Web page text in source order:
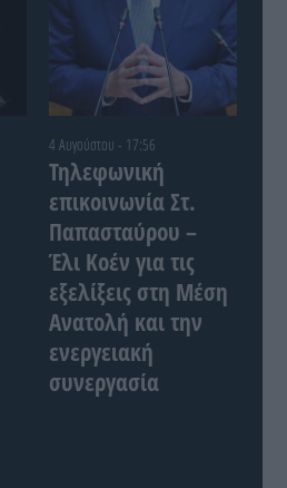
4 Αυγούστου - 17:56
Τηλεφωνική
επικοινωνία Στ.
Παπασταύρου –
Έλι Κοέν για τις
εξελίξεις στη Μέση
Ανατολή και την
ενεργειακή
συνεργασία